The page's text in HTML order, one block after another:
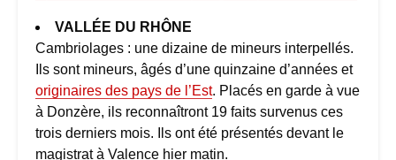
VALLÉE DU RHÔNE
Cambriolages : une dizaine de mineurs interpellés.
Ils sont mineurs, âgés d’une quinzaine d’années et
originaires des pays de l’Est. Placés en garde à vue
à Donzère, ils reconnaîtront 19 faits survenus ces
trois derniers mois. Ils ont été présentés devant le
magistrat à Valence hier matin.